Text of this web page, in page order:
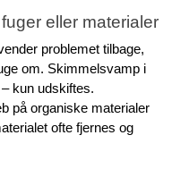
eller materialer
problemet tilbage,
om. Skimmelsvamp i
kun udskiftes.
på organiske materialer
ofte fjernes og